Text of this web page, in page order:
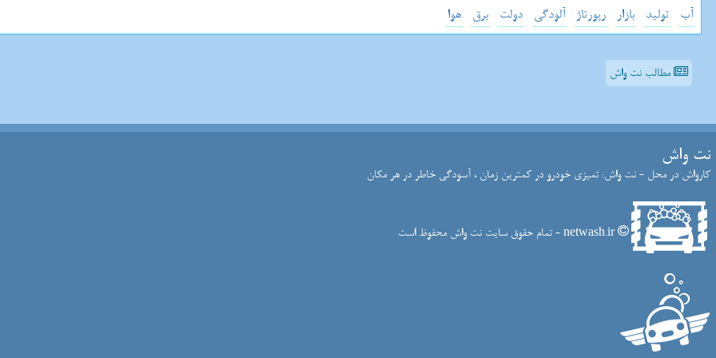
آب تولید بازار رپورتاژ آلودگی دولت برق هوا
مطالب نت واش
نت واش
کارواش در محل - نت واش: تمیزی خودرو در کمترین زمان ، آسودگی خاطر در هر مکان
netwash.ir - تمام حقوق سایت نت واش محفوظ است